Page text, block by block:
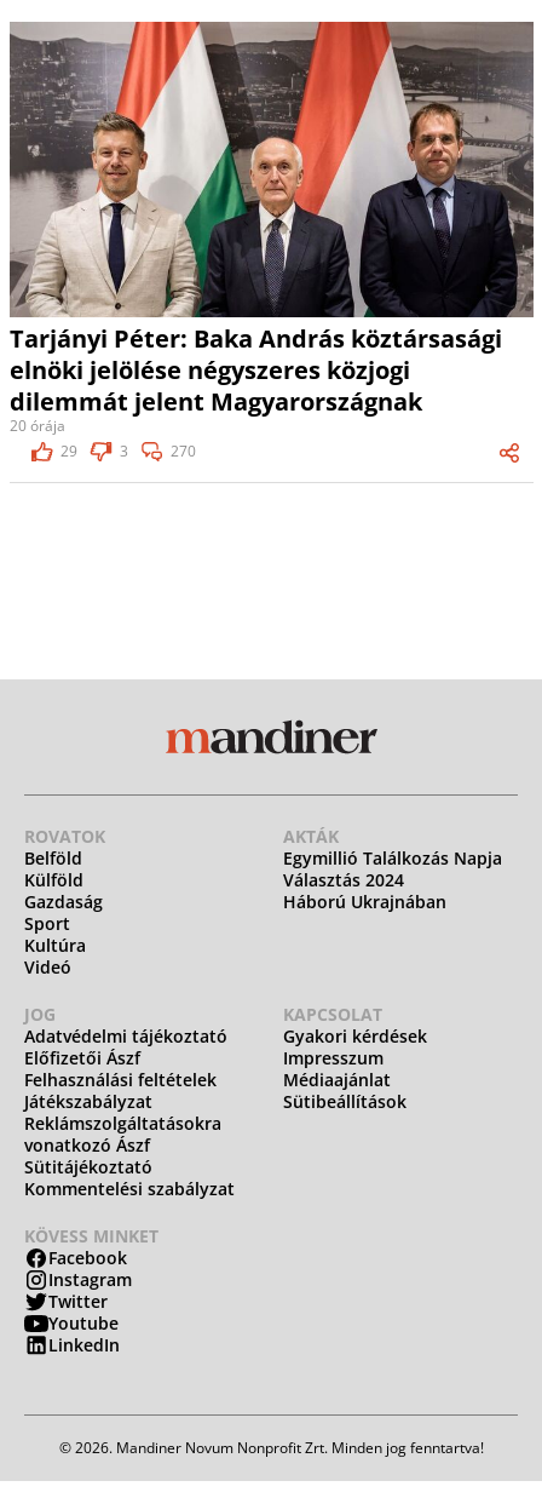
Tarjányi Péter: Baka András köztársasági
elnöki jelölése négyszeres közjogi
dilemmát jelent Magyarországnak
20 órája
29
3 270
ROVATOK
Belföld
Külföld
Gazdaság
Sport
Kultúra
Videó
AKTÁK
Egymillió Találkozás Napja
Választás 2024
Háború Ukrajnában
JOG
Adatvédelmi tájékoztató
Előfizetői Ászf
Felhasználási feltételek
Játékszabályzat
Reklámszolgáltatásokra
vonatkozó Ászf
Sütitájékoztató
Kommentelési szabályzat
KAPCSOLAT
Gyakori kérdések
Impresszum
Médiaajánlat
Sütibeállítások
KÖVESS MINKET
Facebook
Instagram
Twitter
Youtube
LinkedIn
© 2026. Mandiner Novum Nonprofit Zrt. Minden jog fenntartva!